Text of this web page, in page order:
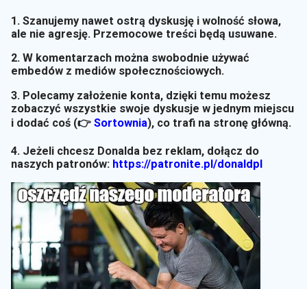
1. Szanujemy nawet ostrą dyskusję i wolność słowa,
ale nie agresję. Przemocowe treści będą usuwane.
2. W komentarzach można swobodnie używać
embedów z mediów społecznościowych.
3. Polecamy założenie konta, dzięki temu możesz
zobaczyć wszystkie swoje dyskusje w jednym miejscu
i dodać coś (👉 Sortownia), co trafi na stronę główną.
4. Jeżeli chcesz Donalda bez reklam, dołącz do
naszych patronów: https://patronite.pl/donaldpl